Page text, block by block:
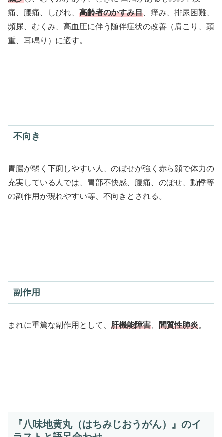
痛、腰痛、しびれ、 高齢者のかすみ目 、痒み、排尿困難、
頻尿、むくみ、高血圧に伴う随伴症状の改善（肩こり、頭
重、耳鳴り）に適す。
不向き
胃腸が弱く下痢しやすい人、のぼせが強く赤ら顔で体力の
充実している人では、胃部不快感、腹痛、のぼせ、動悸等
の副作用が現れやすい等、不向きとされる。
副作用
まれに重篤な副作用として、 肝機能障害 間質性肺炎。
『八味地黄丸（はちみじおうがん）』のイ